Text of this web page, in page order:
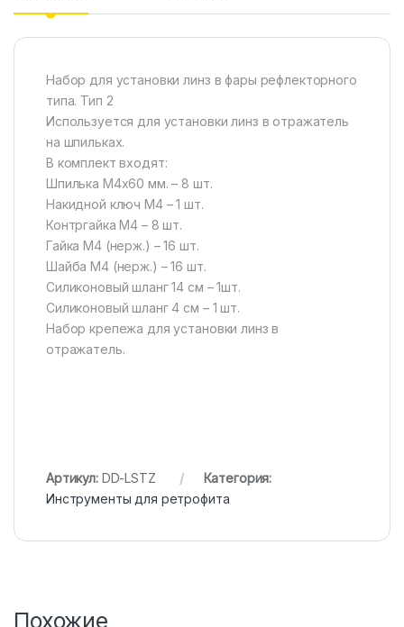
Набор для установки линз в фары рефлекторного
типа. Тип 2
Используется для установки линз в отражатель
на шпильках.
В комплект входят:
Шпилька М4х60 мм. – 8 шт.
Накидной ключ М4 – 1 шт.
Контргайка М4 – 8 шт.
Гайка М4 (нерж.) – 16 шт.
Шайба М4 (нерж.) – 16 шт.
Силиконовый шланг 14 см – 1шт.
Силиконовый шланг 4 см – 1 шт.
Набор крепежа для установки линз в
отражатель.
Артикул: DD-LSTZ
Категория:
Инструменты для ретрофита
Похожие